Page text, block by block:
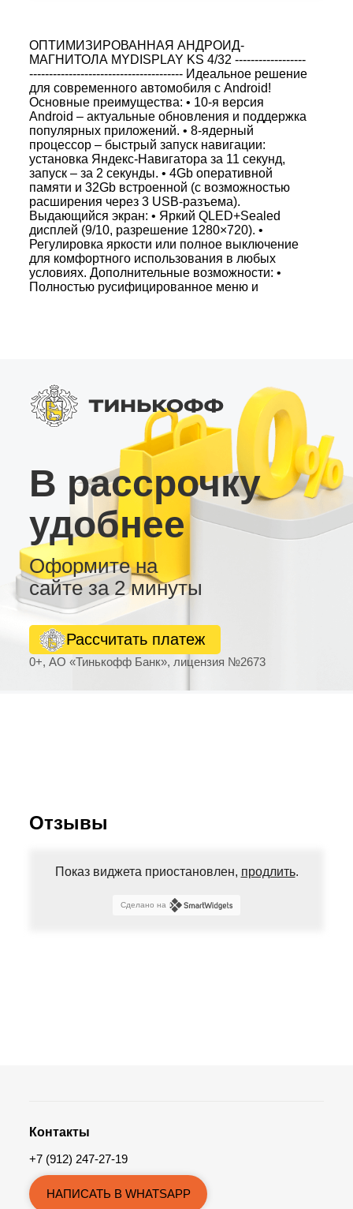
ОПТИМИЗИРОВАННАЯ АНДРОИД-
МАГНИТОЛА MYDISPLAY KS 4/32 ------------------
--------------------------------------- Идеальное решение
для современного автомобиля с Android!
Основные преимущества: • 10-я версия
Android – актуальные обновления и поддержка
популярных приложений. • 8-ядерный
процессор – быстрый запуск навигации:
установка Яндекс-Навигатора за 11 секунд,
запуск – за 2 секунды. • 4Gb оперативной
памяти и 32Gb встроенной (с возможностью
расширения через 3 USB-разъема).
Выдающийся экран: • Яркий QLED+Sealed
дисплей (9/10, разрешение 1280×720). •
Регулировка яркости или полное выключение
для комфортного использования в любых
условиях. Дополнительные возможности: •
Полностью русифицированное меню и
выходы SPDIF (Coax и Toslink). • Встроенный
слот для 4G сим-карты, возможность
подключения AHD камеры заднего вида и USB
видеорегистратора. Выбирайте надёжную
андроид магнитолу для комфорта и
функционала в вашем автомобиле!
В рассрочку
удобнее
Оформите на
сайте за 2 минуты
0+, АО «Тинькофф Банк», лицензия №2673
Рассчитать платеж
Отзывы
Показ виджета приостановлен, продлить.
Сделано на
Контакты
+7 (912) 247-27-19
НАПИСАТЬ В WHATSAPP